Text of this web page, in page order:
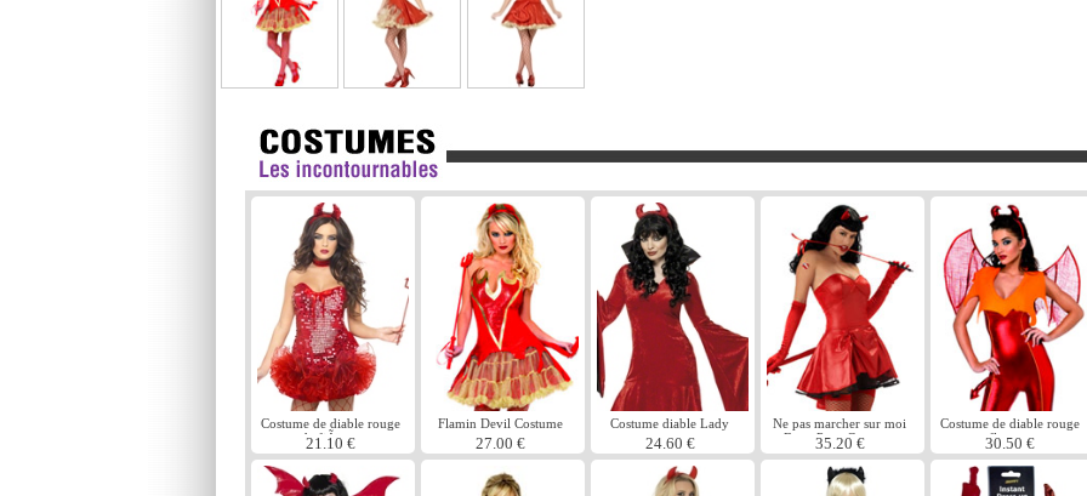
Costume de diable rouge
de fiÃ¨vre
21.10 €
Flamin Devil Costume
27.00 €
Costume diable Lady
24.60 €
Ne pas marcher sur moi
Betty Page Costume
35.20 €
Costume de diable rouge
flamme
30.50 €